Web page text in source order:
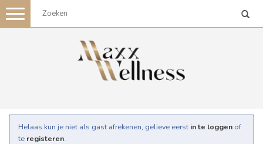
Toggle
navigation
Helaas kun je niet als gast afrekenen, gelieve eerst in te loggen of
te registeren.